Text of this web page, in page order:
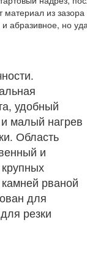
из зазора
абразивное, но
удобный
малый нагрев
Область
и
рваной
для
резки